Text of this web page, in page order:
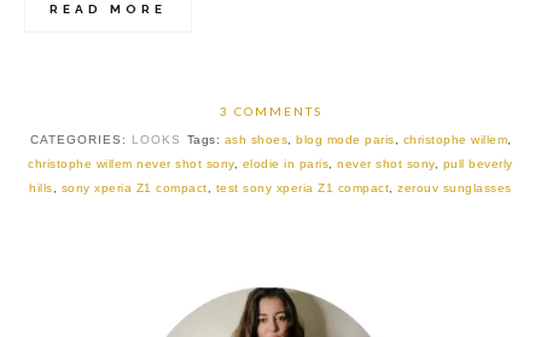
READ MORE
3 COMMENTS
CATEGORIES: LOOKS Tags: ash shoes blog mode paris christophe willem
christophe willem never shot sony, elodie in paris ,never shot sony, pull beverly
hills
sony xperia Z1 compact test sony xperia Z1 compact ,zerouv sunglasses